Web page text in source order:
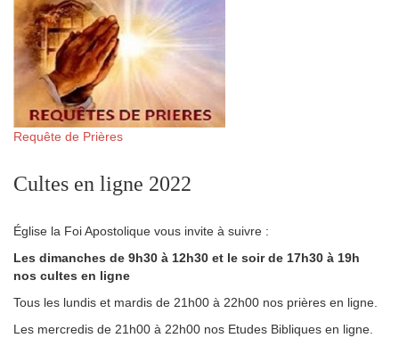
Requête de Prières
Cultes en ligne 2022
Église la Foi Apostolique vous invite à suivre :
Les dimanches de 9h30 à 12h30 et le soir de 17h30 à 19h
nos cultes en ligne
Tous les lundis et mardis de 21h00 à 22h00 nos prières en ligne.
Les mercredis de 21h00 à 22h00 nos Etudes Bibliques en ligne.